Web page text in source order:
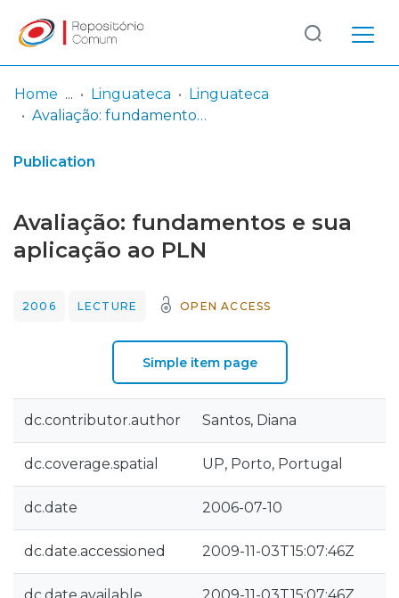
& Collections
Log
In
(current)
Home Linguateca
Linguateca
Avaliação: fundamentos e sua aplicação ao PLN
Publication
Avaliação: fundamentos e sua
aplicação ao PLN
2006 LECTURE OPEN ACCESS
Simple item page
dc.contributor.author Santos, Diana
dc.coverage.spatial UP, Porto, Portugal
dc.date 2006-07-10
dc.date.accessioned 2009-11-03T15:07:46Z